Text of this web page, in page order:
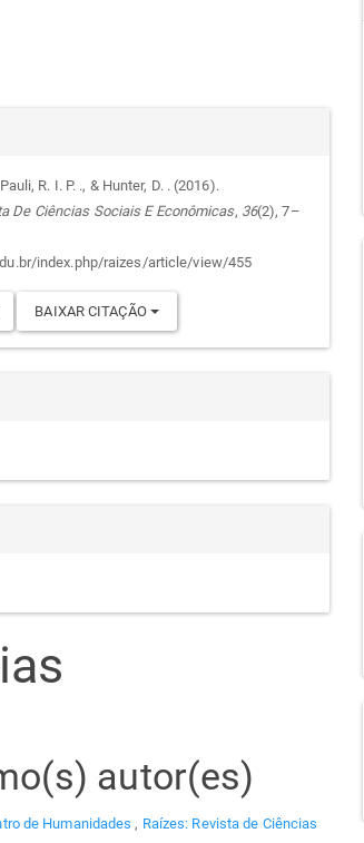
R. I. P. ., & Hunter, D. . (2016).
De Ciências Sociais E Econômicas, 36(2), 7–
index.php/raizes/article/view/455
BAIXAR CITAÇÃO
autor(es)
de Humanidades , Raízes: Revista de Ciências